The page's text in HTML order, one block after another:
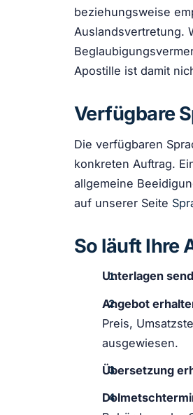
beziehungsweise
Auslandsvertretung.
Apostille ist damit
Verfügbare
Die verfügbaren
konkreten Auftrag.
allgemeine
auf unserer Seite
So läuft Ihre
Unterlagen
Angebot
Preis,
ausgewiesen.
Übersetzung